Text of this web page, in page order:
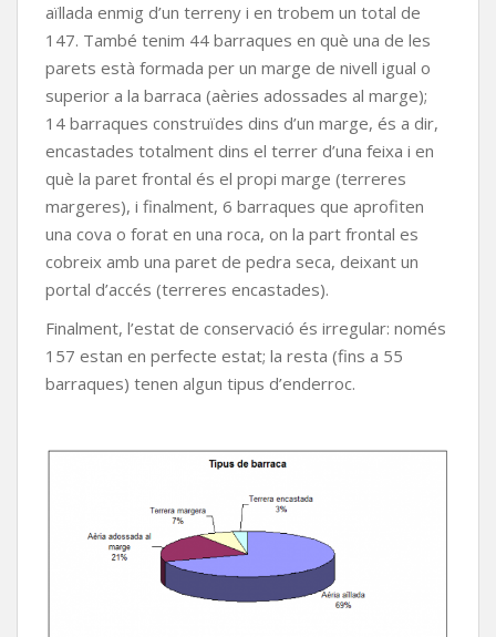
aïllada enmig d’un terreny i en trobem un total de
147. També tenim 44 barraques en què una de les
parets està formada per un marge de nivell igual o
superior a la barraca (aèries adossades al marge);
14 barraques construïdes dins d’un marge, és a dir,
encastades totalment dins el terrer d’una feixa i en
què la paret frontal és el propi marge (terreres
margeres), i finalment, 6 barraques que aprofiten
una cova o forat en una roca, on la part frontal es
cobreix amb una paret de pedra seca, deixant un
portal d’accés (terreres encastades).
Finalment, l’estat de conservació és irregular: només
157 estan en perfecte estat; la resta (fins a 55
barraques) tenen algun tipus d’enderroc.